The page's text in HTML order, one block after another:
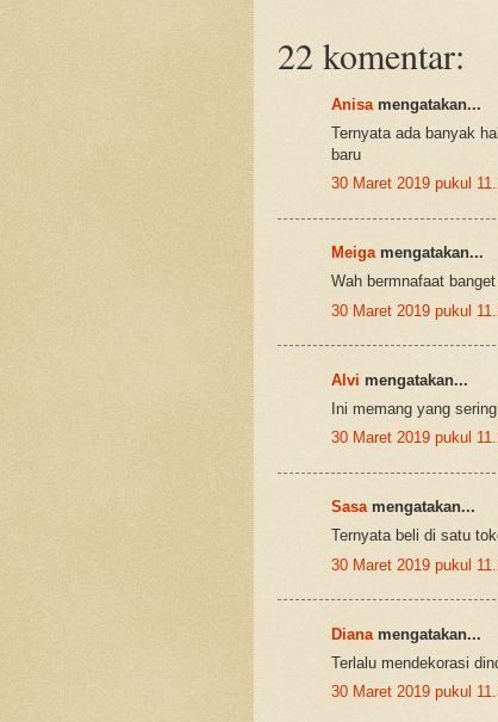
22 komentar:
Anisa mengatakan...
Ternyata ada banyak
baru
30 Maret 2019 pukul
Meigamengatakan...
Wah bermnafaat
30 Maret 2019 pukul
Alvi mengatakan...
Ini memang yang
30 Maret 2019 pukul
Sasamengatakan...
Ternyata beli di satu
30 Maret 2019 pukul
Diana mengatakan...
Terlalu mendekorasi
30 Maret 2019 pukul